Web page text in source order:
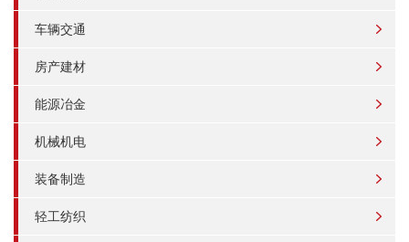
车辆交通
房产建材
能源冶金
机械机电
装备制造
轻工纺织